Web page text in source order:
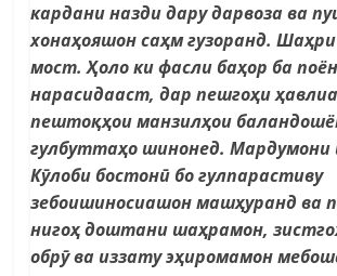
кардани назди дару дарвоза ва
хонаҳояшон саҳм гузоранд.
мост. Ҳоло ки фасли баҳор ба поён
нарасидааст, дар пешгоҳи
пештоқҳои манзилҳои
гулбуттаҳо шинонед.
Кӯлоби бостонӣ бо гулпарастиву
зебоишиносиашон машҳуранд ва
нигоҳ доштани шаҳрамон,
обрӯ ва иззату эҳиромамон